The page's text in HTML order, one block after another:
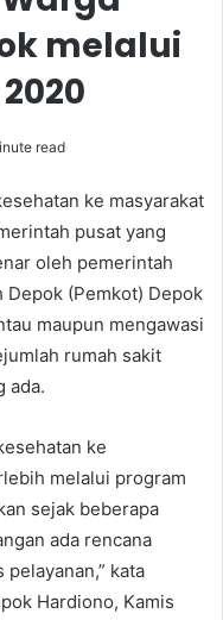
melalui
read
ke masyarakat
pusat yang
oleh pemerintah
(Pemkot) Depok
maupun mengawasi
rumah sakit
ada.
ke
melalui program
sejak beberapa
ada rencana
kata
Hardiono, Kamis